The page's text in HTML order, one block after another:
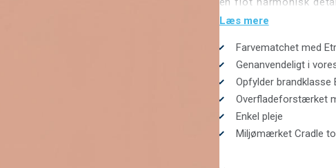
findes i 10 farver, som
Læs mere
Farvematchet med
Genanvendeligt i
Opfylder brandklasse
Overfladeforstærket
Enkel pleje
Miljømærket Cradle